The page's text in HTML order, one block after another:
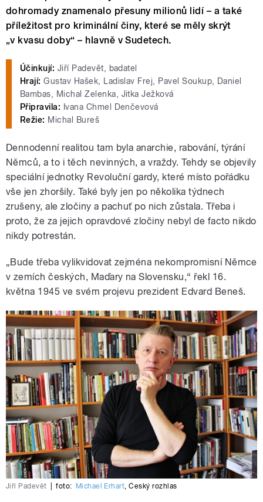
dohromady znamenalo přesuny milionů lidí – a také
příležitost pro kriminální činy, které se měly skrýt
„v kvasu doby“ – hlavně v Sudetech.
Účinkují: Jiří Padevět, badatel
Hrají: Gustav Hašek, Ladislav Frej, Pavel Soukup, Daniel
Bambas, Michal Zelenka, Jitka Ježková
Připravila: Ivana Chmel Denčevová
Režie: Michal Bureš
Dennodenní realitou tam byla anarchie, rabování, týrání
Němců, a to i těch nevinných, a vraždy. Tehdy se objevily
speciální jednotky Revoluční gardy, které místo pořádku
vše jen zhoršily. Také byly jen po několika týdnech
zrušeny, ale zločiny a pachuť po nich zůstala. Třeba i
proto, že za jejich opravdové zločiny nebyl de facto nikdo
nikdy potrestán.
„Bude třeba vylikvidovat zejména nekompromisní Němce
v zemích českých, Maďary na Slovensku,“ řekl 16.
května 1945 ve svém projevu prezident Edvard Beneš.
Jiří Padevět foto: Michael Erhart ,Český rozhlas